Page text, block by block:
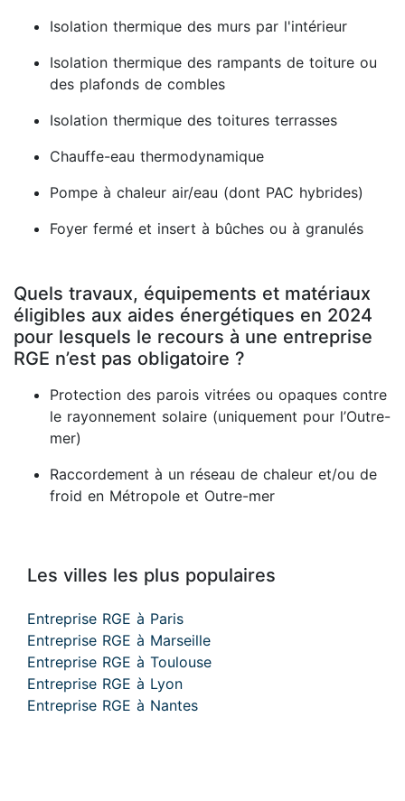
Isolation thermique des murs par l'intérieur
Isolation thermique des rampants de toiture ou
des plafonds de combles
Isolation thermique des toitures terrasses
Chauffe-eau thermodynamique
Pompe à chaleur air/eau (dont PAC hybrides)
Foyer fermé et insert à bûches ou à granulés
Quels travaux, équipements et matériaux
éligibles aux aides énergétiques en 2024
pour lesquels le recours à une entreprise
RGE n’est pas obligatoire ?
Protection des parois vitrées ou opaques contre
le rayonnement solaire (uniquement pour l’Outre-
mer)
Raccordement à un réseau de chaleur et/ou de
froid en Métropole et Outre-mer
Les villes les plus populaires
Entreprise RGE à Paris
Entreprise RGE à Marseille
Entreprise RGE à Toulouse
Entreprise RGE à Lyon
Entreprise RGE à Nantes